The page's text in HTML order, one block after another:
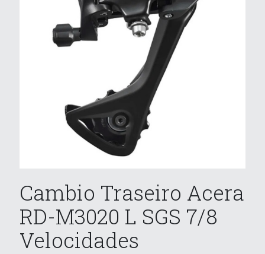
Cambio Traseiro Acera
RD-M3020 L SGS 7/8
Velocidades